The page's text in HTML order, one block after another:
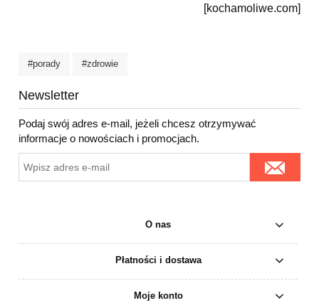
[kochamoliwe.com]
#porady #zdrowie
Newsletter
Podaj swój adres e-mail, jeżeli chcesz otrzymywać
informacje o nowościach i promocjach.
O nas
Płatności i dostawa
Moje konto